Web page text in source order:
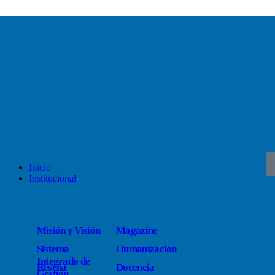
Inicio
Institucional
Misión y Visión
Sistema
Integrado de
Reseña
Magazine
Humanización
Docencia